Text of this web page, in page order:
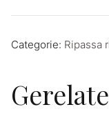
Categorie: Ripassa